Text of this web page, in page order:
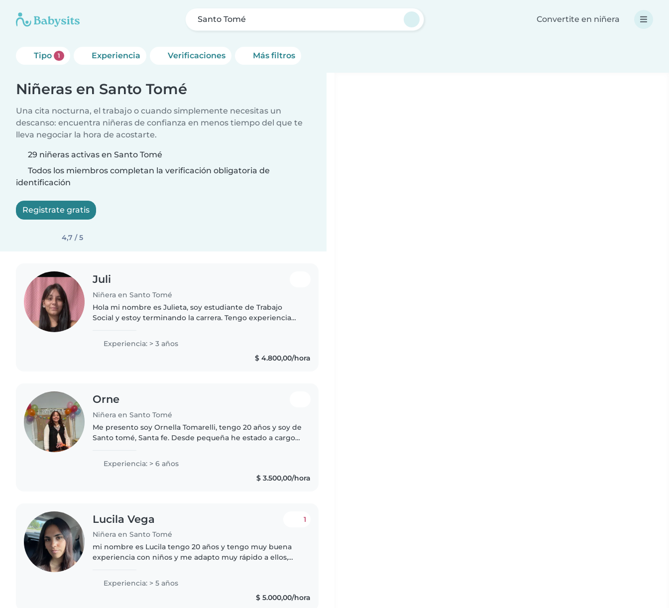
Santo Tomé Convertite en niñera
Tipo 1 Experiencia Verificaciones Más filtros
Niñeras en Santo Tomé
Una cita nocturna, el trabajo o cuando simplemente necesitas un
descanso: encuentra niñeras de confianza en menos tiempo del que te
lleva negociar la hora de acostarte.
29 niñeras activas en Santo Tomé
Todos los miembros completan la verificación obligatoria de
identificación
Registrate gratis
4,7 / 5
Juli
Niñera en Santo Tomé
Hola mi nombre es Julieta, soy estudiante de Trabajo
Social y estoy terminando la carrera. Tengo experiencia
funcionan como..
Experiencia: > 3 años
$ 4.800,00/hora
Orne
Niñera en Santo Tomé
Me presento soy Ornella Tomarelli, tengo 20 años y soy de
Santo tomé, Santa fe. Desde pequeña he estado a cargo
Experiencia: > 6 años
$ 3.500,00/hora
Lucila Vega
Niñera en Santo Tomé
1
mi nombre es Lucila tengo 20 años y tengo muy buena
experiencia con niños y me adapto muy rápido a ellos,
varias experiencias..
Experiencia: > 5 años
$ 5.000,00/hora